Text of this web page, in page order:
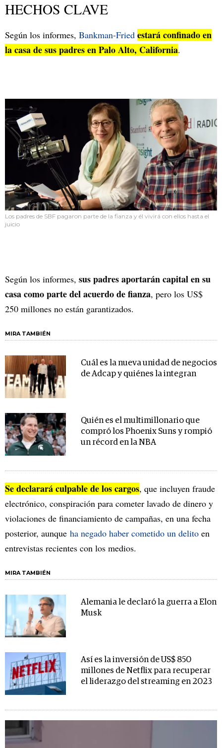
HECHOS CLAVE
Según los informes, Bankman-Fried estará confinado en
la casa de sus padres en Palo Alto, California.
Los padres de SBF pagaron parte de la fianza y él vivirá con ellos hasta el
juicio
Según los informes, sus padres aportarán capital en su
casa como parte del acuerdo de fianza, pero los US$
250 millones no están garantizados.
MIRA TAMBIÉN
Cuál es la nueva unidad de negocios
de Adcap y quiénes la integran
Quién es el multimillonario que
compró los Phoenix Suns y rompió
un récord en la NBA
Se declarará culpable de los cargos, que incluyen fraude
electrónico, conspiración para cometer lavado de dinero y
violaciones de financiamiento de campañas, en una fecha
posterior, aunque ha negado haber cometido un delito en
entrevistas recientes con los medios.
MIRA TAMBIÉN
Alemania le declaró la guerra a Elon
Musk
Así es la inversión de US$ 850
millones de Netflix para recuperar
el liderazgo del streaming en 2023